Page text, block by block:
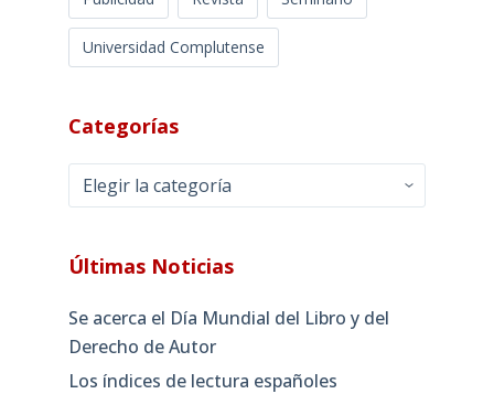
Universidad Complutense
Categorías
Categorías
Últimas Noticias
Se acerca el Día Mundial del Libro y del
Derecho de Autor
Los índices de lectura españoles